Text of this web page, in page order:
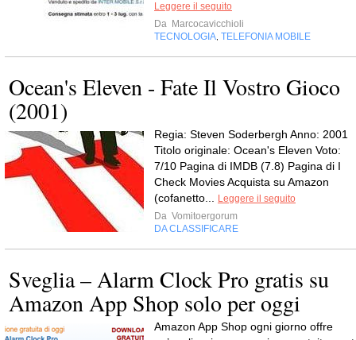
Leggere il seguito
Da Marcocavicchioli
TECNOLOGIA TELEFONIA MOBILE
Ocean's Eleven - Fate Il Vostro Gioco
(2001)
Regia: Steven Soderbergh Anno: 2001
Titolo originale: Ocean's Eleven Voto:
7/10 Pagina di IMDB (7.8) Pagina di I
Check Movies Acquista su Amazon
(cofanetto...
Leggere il seguito
Da Vomitoergorum
DA CLASSIFICARE
Sveglia – Alarm Clock Pro gratis su
Amazon App Shop solo per oggi
Amazon App Shop ogni giorno offre